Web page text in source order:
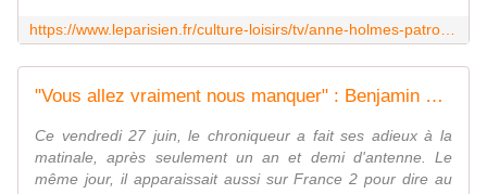
"Vous allez vraiment nous manquer" : Benjamin Muller fait ses adieux à "Bonjour !", Bruce Toussaint lui rend hommage sur TF1
Ce vendredi 27 juin, le chroniqueur a fait ses adieux à la
matinale, après seulement un an et demi d'antenne. Le
même jour, il apparaissait aussi sur France 2 pour dire au